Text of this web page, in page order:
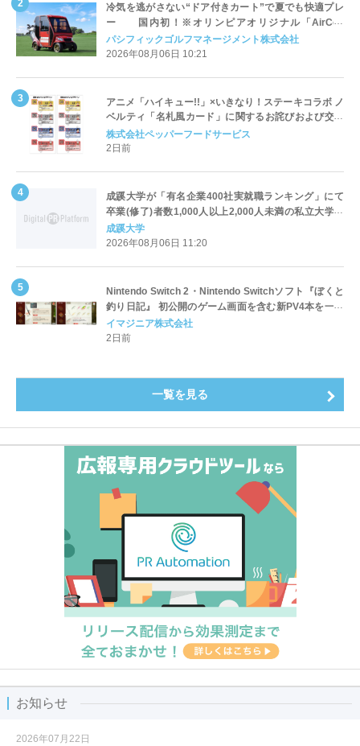
冷気を逃がさない“ドア付きカート”で夏でも快適プレ
ー 国内初！※オリンピアオリジナル「AirCon
Cart（エアコンカート）」導入 | ＰＧＭ
パシフィックゴルフマネージメント株式会社
2026年08月06日 10:21
アニメ「ハイキュー!!」×いきなり！ステーキコラボ ノ
ベルティ「名札風カード」に関するお詫びおよび交換
対応についてのご案内
株式会社ペッパーフードサービス
2日前
成蹊大学が「有名企業400社実就職ランキング」にて
卒業(修了)者数1,000人以上2,000人未満の私立大学で
全国第1位を獲得！～実就職率は26.5%（前年比＋
4.3pt）に伸長、東京の私立大学でも10位にランクイン
成蹊大学
2026年08月06日 11:20
Nintendo Switch 2・Nintendo Switchソフト『ぼくと
釣り日記』 初公開のゲーム画面を含む新PV4本を一挙
公開！
イマジニア株式会社
2日前
一覧を見る
お知らせ
2026年07月22日